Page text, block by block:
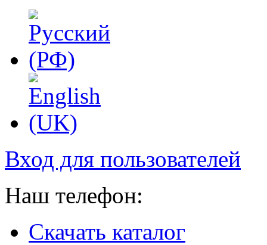
Вход для пользователей
Наш телефон:
Скачать каталог